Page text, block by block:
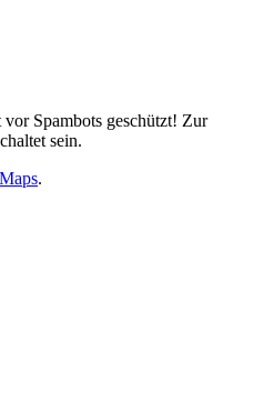
Spambots geschützt! Zur
sein.
.